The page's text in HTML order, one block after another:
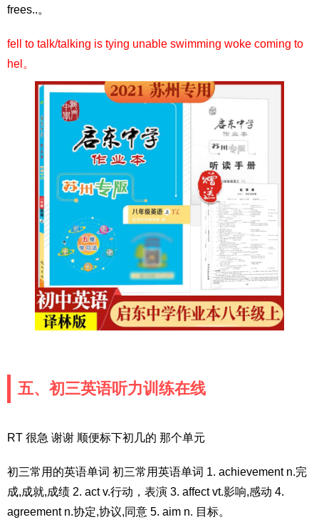
frees..。
fell to talk/talking is tying unable swimming woke coming to
hel。
五、初三英语听力训练在线
RT 很急 谢谢 顺便标下初几的 那个单元
初三常用的英语单词 初三常用英语单词 1. achievement n.完
成,成就,成绩 2. act v.行动，表演 3. affect vt.影响,感动 4.
agreement n.协定,协议,同意 5. aim n. 目标。